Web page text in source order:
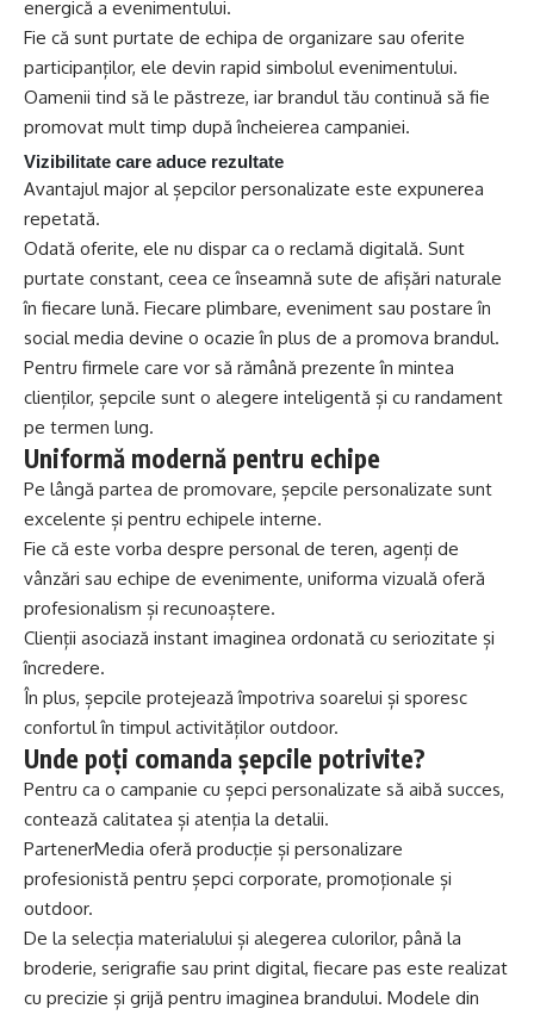
energică a evenimentului.
Fie că sunt purtate de echipa de organizare sau oferite
participanților, ele devin rapid simbolul evenimentului.
Oamenii tind să le păstreze, iar brandul tău continuă să fie
promovat mult timp după încheierea campaniei.
Vizibilitate care aduce rezultate
Avantajul major al șepcilor personalizate este expunerea
repetată.
Odată oferite, ele nu dispar ca o reclamă digitală. Sunt
purtate constant, ceea ce înseamnă sute de afișări naturale
în fiecare lună. Fiecare plimbare, eveniment sau postare în
social media devine o ocazie în plus de a promova brandul.
Pentru firmele care vor să rămână prezente în mintea
clienților, șepcile sunt o alegere inteligentă și cu randament
pe termen lung.
Uniformă modernă pentru echipe
Pe lângă partea de promovare, șepcile personalizate sunt
excelente și pentru echipele interne.
Fie că este vorba despre personal de teren, agenți de
vânzări sau echipe de evenimente, uniforma vizuală oferă
profesionalism și recunoaștere.
Clienții asociază instant imaginea ordonată cu seriozitate și
încredere.
În plus, șepcile protejează împotriva soarelui și sporesc
confortul în timpul activităților outdoor.
Unde poți comanda șepcile potrivite?
Pentru ca o campanie cu șepci personalizate să aibă succes,
contează calitatea și atenția la detalii.
PartenerMedia oferă producție și personalizare
profesionistă pentru șepci corporate, promoționale și
outdoor.
De la selecția materialului și alegerea culorilor, până la
broderie, serigrafie sau print digital, fiecare pas este realizat
cu precizie și grijă pentru imaginea brandului. Modele din